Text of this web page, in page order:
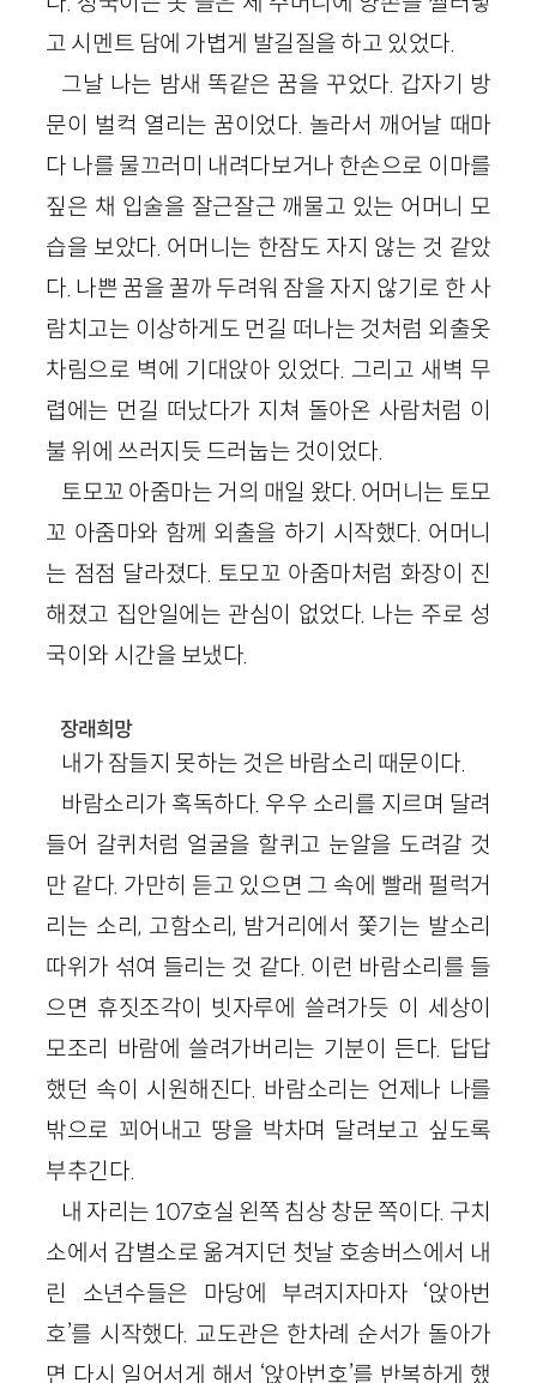
고 시멘트 담에 가볍게 발길질을 하고 있었다.
그날 나는 밤새 똑같은 꿈을 꾸었다. 갑자기 방
문이 벌컥 열리는 꿈이었다. 놀라서 깨어날 때마
다 나를 물끄러미 내려다보거나 한손으로 이마를
짚은 채 입술을 잘근잘근 깨물고 있는 어머니 모
습을 보았다. 어머니는 한잠도 자지 않는 것 같았
다. 나쁜 꿈을 꿀까 두려워 잠을 자지 않기로 한 사
람치고는 이상하게도 먼길 떠나는 것처럼 외출옷
차림으로 벽에 기대앉아 있었다. 그리고 새벽 무
렵에는 먼길 떠났다가 지쳐 돌아온 사람처럼 이
불 위에 쓰러지듯 드러눕는 것이었다.
토모꼬 아줌마는 거의 매일 왔다. 어머니는 토모
꼬 아줌마와 함께 외출을 하기 시작했다. 어머니
는 점점 달라졌다. 토모꼬 아줌마처럼 화장이 진
해졌고 집안일에는 관심이 없었다. 나는 주로 성
국이와 시간을 보냈다.
장래희망
내가 잠들지 못하는 것은 바람소리 때문이다.
바람소리가 혹독하다. 우우 소리를 지르며 달려
들어 갈퀴처럼 얼굴을 할퀴고 눈알을 도려갈 것
만 같다. 가만히 듣고 있으면 그 속에 빨래 펄럭거
리는 소리, 고함소리, 밤거리에서 쫓기는 발소리
따위가 섞여 들리는 것 같다. 이런 바람소리를 들
으면 휴짓조각이 빗자루에 쓸려가듯 이 세상이
모조리 바람에 쓸려가버리는 기분이 든다. 답답
했던 속이 시원해진다. 바람소리는 언제나 나를
밖으로 꾀어내고 땅을 박차며 달려보고 싶도록
부추긴다.
내 자리는 107호실 왼쪽 침상 창문 쪽이다. 구치
소에서 감별소로 옮겨지던 첫날 호송버스에서 내
린 소년수들은 마당에 부려지자마자 ‘앉아번
호’를 시작했다. 교도관은 한차례 순서가 돌아가
면 다시 일어서게 해서 ‘앉아번호’를 반복하게 했